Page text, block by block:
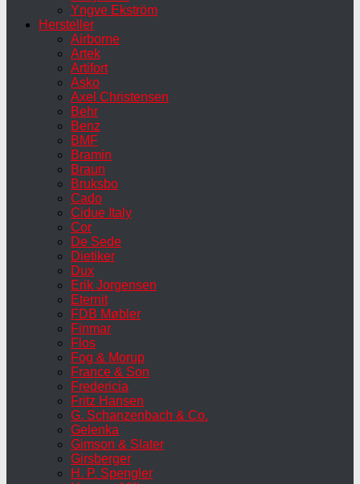
Yngve Ekström
Hersteller
Airborne
Artek
Artifort
Asko
Axel Christensen
Behr
Benz
BMF
Bramin
Braun
Bruksbo
Cado
Cidue Italy
Cor
De Sede
Dietiker
Dux
Erik Jorgensen
Eternit
FDB Møbler
Finmar
Flos
Fog & Morup
France & Son
Fredericia
Fritz Hansen
G. Schanzenbach & Co.
Gelenka
Gimson & Slater
Girsberger
H. P. Spengler